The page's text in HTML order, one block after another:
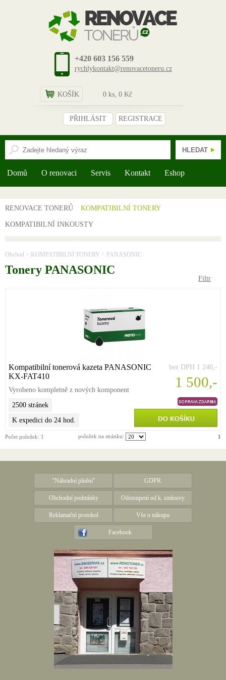
+420 603 156 559
rychlykontakt@renovacetoneru.cz
KOŠÍK 0 ks, 0 Kč
PŘIHLÁSIT REGISTRACE
Domů O renovaci Servis Kontakt Eshop
RENOVACE TONERŮ
KOMPATIBILNÍ TONERY
KOMPATIBILNÍ INKOUSTY
Obchod > KOMPATIBILNÍ TONERY > PANASONIC
Tonery PANASONIC
Filtr
Kompatibilní tonerová kazeta PANASONIC
KX-FAT410
Vyrobeno kompletně z nových komponent
bez DPH 1 240,-
1 500,-
2500 stránek
K expedici do 24 hod.
Počet položek: 1 položek na stránku: 1
"Náhradní plnění" GDPR
Obchodní podmínky Odstoupení od k. smlouvy
Reklamační protokol Vše o nákupu
Facebook